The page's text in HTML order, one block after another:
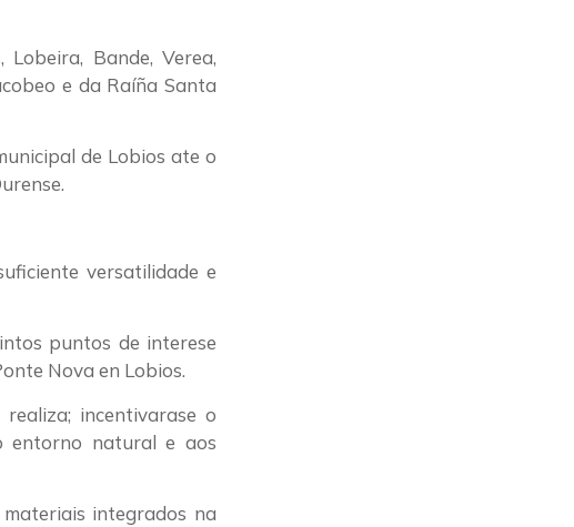
Bande, Verea,
e da Raíña Santa
de Lobios ate o
versatilidade e
puntos de interese
Nova en Lobios.
incentivarase o
entorno natural e aos
integrados na